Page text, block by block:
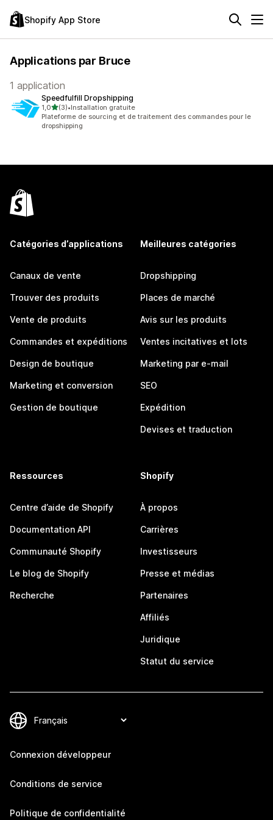
Shopify App Store
Applications par Bruce
1 application
Speedfulfill Dropshipping
1,0étoile(s) sur 5
(3)
3 avis au total
•Installation gratuite
Plateforme de sourcing et de traitement des commandes pour le
dropshipping
Catégories d’applications
Canaux de vente
Trouver des produits
Vente de produits
Commandes et expéditions
Design de boutique
Marketing et conversion
Gestion de boutique
Meilleures catégories
Dropshipping
Places de marché
Avis sur les produits
Ventes incitatives et lots
Marketing par e-mail
SEO
Expédition
Devises et traduction
Ressources
Centre d’aide de Shopify
Documentation API
Communauté Shopify
Le blog de Shopify
Recherche
Shopify
À propos
Carrières
Investisseurs
Presse et médias
Partenaires
Affiliés
Juridique
Statut du service
Connexion développeur
Conditions de service
Politique de confidentialité